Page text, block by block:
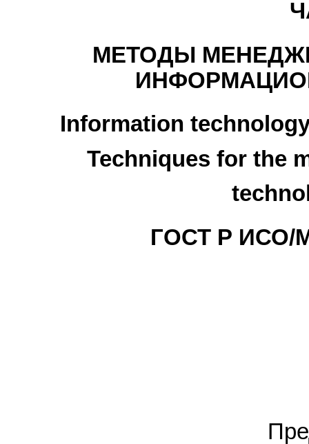
МЕТОДЫ
Information
Techniques for the
ГОСТ Р ИСО/